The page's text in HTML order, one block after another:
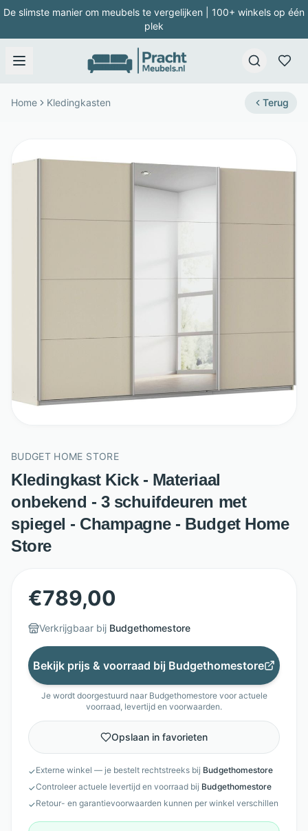
De slimste manier om meubels te vergelijken | 100+ winkels op één
plek
Home Kledingkasten Terug
BUDGET HOME STORE
Kledingkast Kick - Materiaal
onbekend - 3 schuifdeuren met
spiegel - Champagne - Budget Home
Store
€789,00
Verkrijgbaar bij Budgethomestore
Bekijk prijs & voorraad bij Budgethomestore
Je wordt doorgestuurd naar Budgethomestorevoor actuele
voorraad, levertijd en voorwaarden.
Opslaan in favorieten
✓Externe winkel — je bestelt rechtstreeks bij Budgethomestore
✓Controleer actuele levertijd en voorraad bij Budgethomestore
✓Retour- en garantievoorwaarden kunnen per winkel verschillen